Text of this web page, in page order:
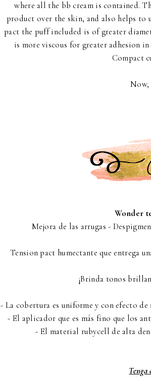
where all the bb cream is contained.
product over the skin, and also helps
pact the puff included is of greater
is more viscous for greater adhesion
Compact
Now,
Wonder
Mejora de las arrugas -
Tension pact humectante que entrega
¡Brinda tonos
- La cobertura es uniforme y con efecto
- El aplicador que es más fino que los
- El material rubycell de alta
Tenga